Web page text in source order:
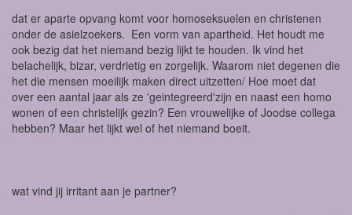
dat er aparte opvang komt voor homoseksuelen en christenen
onder de asielzoekers. Een vorm van apartheid. Het houdt me
ook bezig dat het niemand bezig lijkt te houden. Ik vind het
belachelijk, bizar, verdrietig en zorgelijk. Waarom niet degenen die
het die mensen moeilijk maken direct uitzetten/ Hoe moet dat
over een aantal jaar als ze 'geintegreerd'zijn en naast een homo
wonen of een christelijk gezin? Een vrouwelijke of Joodse collega
hebben? Maar het lijkt wel of het niemand boeit.
wat vind jij irritant aan je partner?